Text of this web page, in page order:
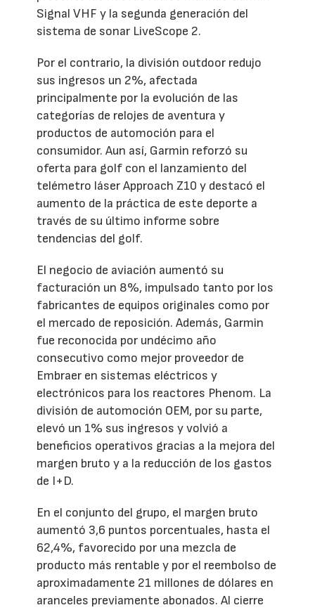
Signal VHF y la segunda generación del
sistema de sonar LiveScope 2.
Por el contrario, la división outdoor redujo
sus ingresos un 2%, afectada
principalmente por la evolución de las
categorías de relojes de aventura y
productos de automoción para el
consumidor. Aun así, Garmin reforzó su
oferta para golf con el lanzamiento del
telémetro láser Approach Z10 y destacó el
aumento de la práctica de este deporte a
través de su último informe sobre
tendencias del golf.
El negocio de aviación aumentó su
facturación un 8%, impulsado tanto por los
fabricantes de equipos originales como por
el mercado de reposición. Además, Garmin
fue reconocida por undécimo año
consecutivo como mejor proveedor de
Embraer en sistemas eléctricos y
electrónicos para los reactores Phenom. La
división de automoción OEM, por su parte,
elevó un 1% sus ingresos y volvió a
beneficios operativos gracias a la mejora del
margen bruto y a la reducción de los gastos
de I+D.
En el conjunto del grupo, el margen bruto
aumentó 3,6 puntos porcentuales, hasta el
62,4%, favorecido por una mezcla de
producto más rentable y por el reembolso de
aproximadamente 21 millones de dólares en
aranceles previamente abonados. Al cierre